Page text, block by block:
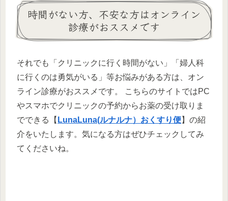
時間がない方、不安な方はオンライン
診療がおススメです
それでも「クリニックに行く時間がない」「婦人科
に行くのは勇気がいる」等お悩みがある方は、オン
ライン診療がおススメです。 こちらのサイトではPC
やスマホでクリニックの予約からお薬の受け取りま
でできる【 LunaLuna(ルナルナ）おくすり便】の紹
介をいたします。気になる方はぜひチェックしてみ
てくださいね。